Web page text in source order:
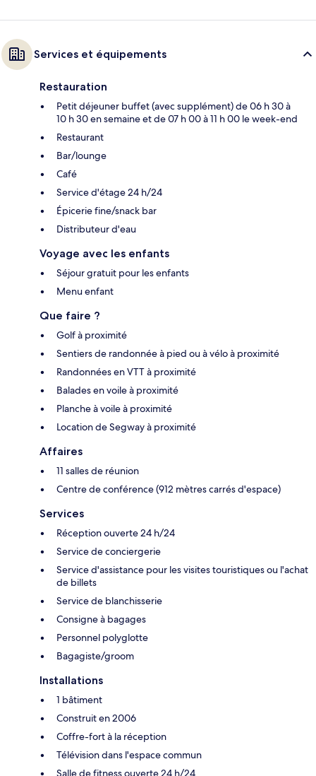
Services et équipements
Restauration
Petit déjeuner buffet (avec supplément) de 06 h 30 à
10 h 30 en semaine et de 07 h 00 à 11 h 00 le week-end
Restaurant
Bar/lounge
Café
Service d'étage 24 h/24
Épicerie fine/snack bar
Distributeur d'eau
Voyage avec les enfants
Séjour gratuit pour les enfants
Menu enfant
Que faire ?
Golf à proximité
Sentiers de randonnée à pied ou à vélo à proximité
Randonnées en VTT à proximité
Balades en voile à proximité
Planche à voile à proximité
Location de Segway à proximité
Affaires
11 salles de réunion
Centre de conférence (912 mètres carrés d'espace)
Services
Réception ouverte 24 h/24
Service de conciergerie
Service d'assistance pour les visites touristiques ou l'achat
de billets
Service de blanchisserie
Consigne à bagages
Personnel polyglotte
Bagagiste/groom
Installations
1 bâtiment
Construit en 2006
Coffre-fort à la réception
Télévision dans l'espace commun
Salle de fitness ouverte 24 h/24